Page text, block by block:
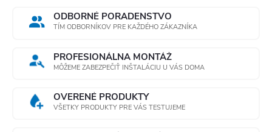
ODBORNÉ PORADENSTVO
TÍM ODBORNÍKOV PRE KAŽDÉHO ZÁKAZNÍKA
PROFESIONÁLNA MONTÁŽ
MÔŽEME ZABEZPEČIŤ INŠTALÁCIU U VÁS DOMA
OVERENÉ PRODUKTY
VŠETKY PRODUKTY PRE VÁS TESTUJEME